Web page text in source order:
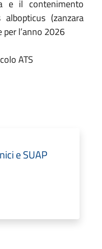
e il contenimento
albopticus (zanzara
l’anno 2026
ATS
e SUAP